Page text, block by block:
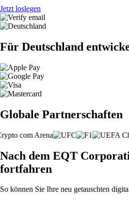
Jetzt loslegen
Für Deutschland
Globale Partnerschaften
Nach dem EQT
fortfahren
So können Sie Ihre neu getauschten